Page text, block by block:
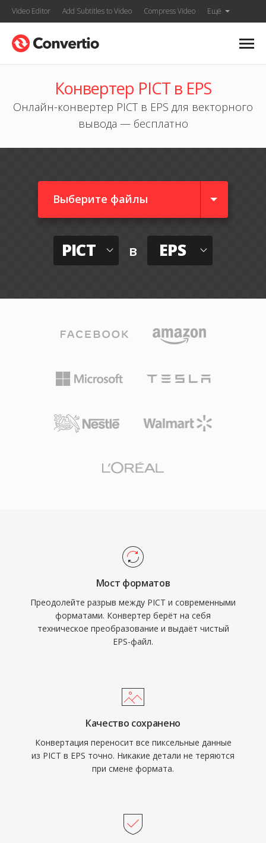
Video Editor Add Subtitles to Video Compress Video Ещё
Конвертер PICT в EPS
Онлайн-конвертер PICT в EPS для векторного
вывода — бесплатно
Выберите файлы
PICT в EPS
Мост форматов
Преодолейте разрыв между PICT и современными
форматами. Конвертер берёт на себя
техническое преобразование и выдаёт чистый
EPS-файл.
Качество сохранено
Конвертация переносит все пиксельные данные
из PICT в EPS точно. Никакие детали не теряются
при смене формата.